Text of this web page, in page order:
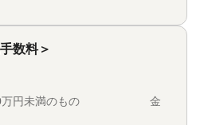
数料＞
万円未満のもの 金